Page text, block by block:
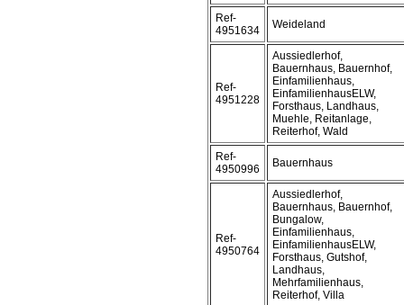
Ref-
4951634
Weideland
Ref-
4951228
Aussiedlerhof,
Bauernhaus, Bauernhof,
Einfamilienhaus,
EinfamilienhausELW,
Forsthaus, Landhaus,
Muehle, Reitanlage,
Reiterhof, Wald
Ref-
4950996
Bauernhaus
Ref-
4950764
Aussiedlerhof,
Bauernhaus, Bauernhof,
Bungalow,
Einfamilienhaus,
EinfamilienhausELW,
Forsthaus, Gutshof,
Landhaus,
Mehrfamilienhaus,
Reiterhof, Villa